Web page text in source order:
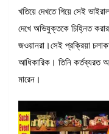
খতিয়ে দেখতে গিয়ে সেই
দেখে অভিযুক্তকে চিহ্নিত করার
জওয়ানরা।সেই প্রক্রিয়া
আধিকারিক। তিনি কর্তব্যরত
মারেন।